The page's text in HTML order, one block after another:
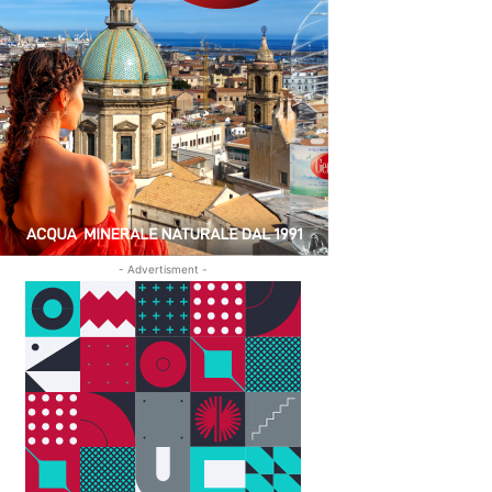
- Advertisment -